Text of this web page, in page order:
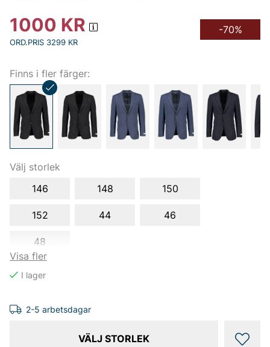
1000 KR
ORD.PRIS 3299 KR
-70%
Finns i fler färger:
Välj storlek
Visa fler
146 148 150
152 44 46
48
2-5 arbetsdagar
VÄLJ STORLEK